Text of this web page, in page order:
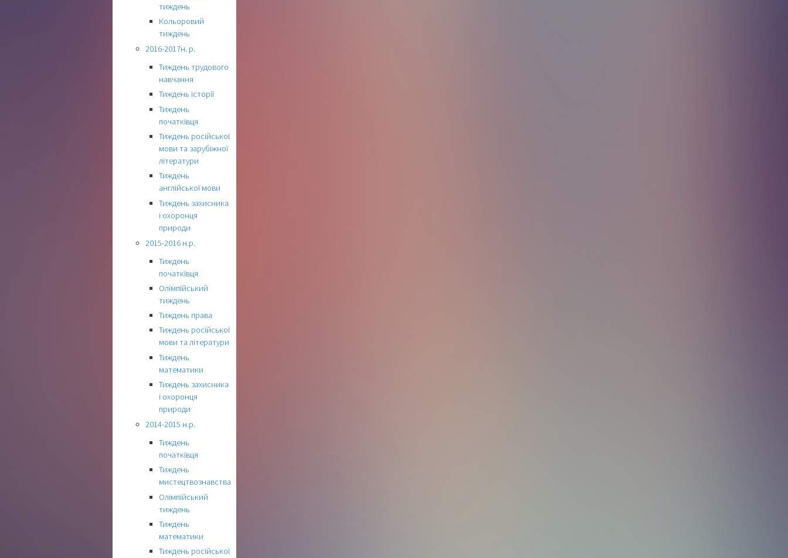
тиждень
Кольоровий
тиждень
2016-2017н. р.
Тиждень трудового
навчання
Тиждень історії
Тиждень
початківця
Тиждень російської
мови та зарубіжної
літератури
Тиждень
англійської мови
Тиждень захисника
і охоронця
природи
2015-2016 н.р.
Тиждень
початківця
Олімпійський
тиждень
Тиждень права
Тиждень російської
мови та літератури
Тиждень
математики
Тиждень захисника
і охоронця
природи
2014-2015 н.р.
Тиждень
початківця
Тиждень
мистецтвознавства
Олімпійський
тиждень
Тиждень
математики
Тиждень російської